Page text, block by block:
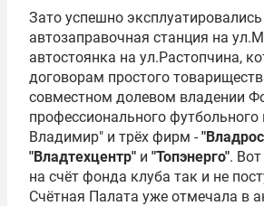
Зато успешно эксплуатировались
автозаправочная станция на
автостоянка на ул.Растопчина,
договорам простого
совместном долевом владении
профессионального футбольного
Владимир" и трёх фирм -
"Владтехцентр" и "Топэнерго".
на счёт фонда клуба так и не
Счётная Палата уже отмечала в